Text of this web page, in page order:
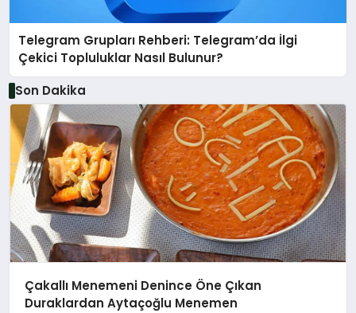
Telegram Grupları Rehberi: Telegram’da İlgi
Çekici Topluluklar Nasıl Bulunur?
Son Dakika
Çakallı Menemeni Denince Öne Çıkan
Duraklardan Aytaçoğlu Menemen